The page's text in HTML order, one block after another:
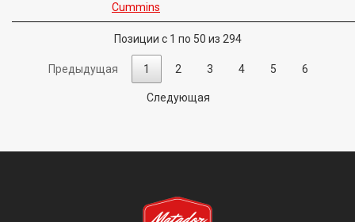
Cummins
Позиции с 1 по 50 из 294
Предыдущая 1 2 3 4 5 6
Следующая